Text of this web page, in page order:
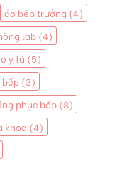
áo bếp trưởng (4)
lab (4)
y tá (5)
bếp (3)
phục bếp (8)
khoa (4)